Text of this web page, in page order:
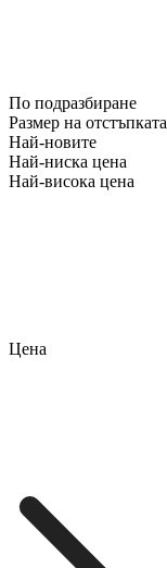
По подразбиране
Размер на отстъпката
Най-новите
Най-ниска цена
Най-висока цена
Цена